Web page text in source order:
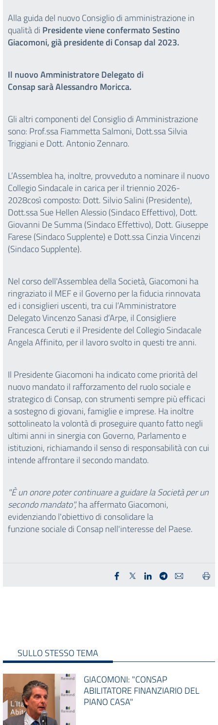
Alla guida del nuovo Consiglio di amministrazione in
qualità di Presidente viene confermato Sestino
Giacomoni, già presidente di Consap dal 2023.
Il nuovo Amministratore Delegato di
Consap sarà Alessandro Moricca.
Gli altri componenti del Consiglio di Amministrazione
sono: Prof.ssa Fiammetta Salmoni, Dott.ssa Silvia
Triggiani e Dott. Antonio Zennaro.
L’Assemblea ha, inoltre, provveduto a nominare il nuovo
Collegio Sindacale in carica per il triennio 2026-
2028così composto: Dott. Silvio Salini (Presidente),
Dott.ssa Sue Hellen Alessio (Sindaco Effettivo), Dott.
Giovanni De Summa (Sindaco Effettivo), Dott. Giuseppe
Farese (Sindaco Supplente) e Dott.ssa Cinzia Vincenzi
(Sindaco Supplente).
Nel corso dell'Assemblea della Società, Giacomoni ha
ringraziato il MEF e il Governo per la fiducia rinnovata
ed i consiglieri uscenti, tra cui l’Amministratore
Delegato Vincenzo Sanasi d’Arpe, il Consigliere
Francesca Ceruti e il Presidente del Collegio Sindacale
Angela Affinito, per il lavoro svolto in questi tre anni.
Il Presidente Giacomoni ha indicato come priorità del
nuovo mandato il rafforzamento del ruolo sociale e
strategico di Consap, con strumenti sempre più efficaci
a sostegno di giovani, famiglie e imprese. Ha inoltre
sottolineato la volontà di proseguire quanto fatto negli
ultimi anni in sinergia con Governo, Parlamento e
istituzioni, richiamando il senso di responsabilità con cui
intende affrontare il secondo mandato.
"È un onore poter continuare a guidare la Società per un
secondo mandato",ha affermato Giacomoni,
evidenziando l'obiettivo di consolidare la
funzione sociale di Consap nell'interesse del Paese.
SULLO STESSO TEMA
GIACOMONI: "CONSAP
ABILITATORE FINANZIARIO DEL
PIANO CASA"